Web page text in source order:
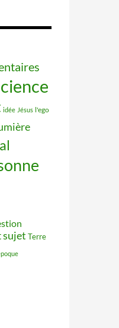
idée Jésus l'ego
sujet Terre